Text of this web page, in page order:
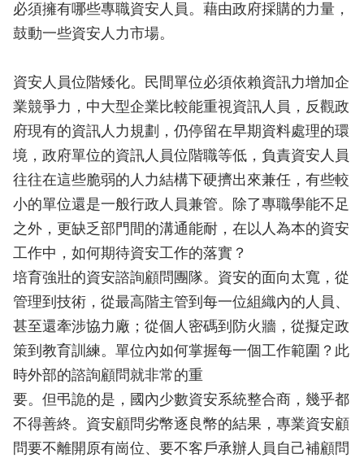
必須擁有哪些專職資安人員。藉由政府採購的力量，
鼓動一些資安人力市場。
資安人員位階矮化。民間單位必須依賴資訊力增加企
業競爭力，中大型企業比較能重視資訊人員，反觀政
府現有的資訊人力規劃，仍停留在早期資料處理的環
境，政府單位的資訊人員位階職等低，負責資安人員
往往在這些脆弱的人力結構下硬擠出來兼任，有些較
小的單位還是一般行政人員兼管。除了專職學能不足
之外，更缺乏部門間的溝通能耐，在以人為本的資安
工作中，如何期待資安工作的落實？
培育強壯的資安諮詢顧問團隊。資安的面向太寬，從
管理到技術，從最高階主管到每一位組織內的人員、
甚至還牽涉協力廠；從個人密碼到防火牆，從擬定政
策到教育訓練。單位內如何掌握每一個工作範圍？此
時外部的諮詢顧問就非常的重
要。但弔詭的是，國內少數資安系統整合商，幾乎都
不得善終。資安顧問劣幣逐良幣的結果，專業資安顧
問要不離開原有崗位、要不客戶承辦人員自己補顧問